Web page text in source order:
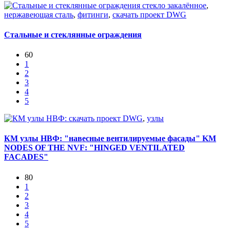
стекло закалённое,
нержавеющая сталь, фитинги, скачать проект DWG
Стальные и стеклянные ограждения
60
1
2
3
4
5
скачать проект DWG, узлы
КМ узлы НВФ: "навесные вентилируемые фасады" KM
NODES OF THE NVF: "HINGED VENTILATED
FACADES"
80
1
2
3
4
5